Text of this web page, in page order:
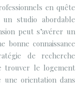
en quête
un studio abordable
peut s’avérer un
bonne connaissance
de recherche
trouver le logement
une orientation dans